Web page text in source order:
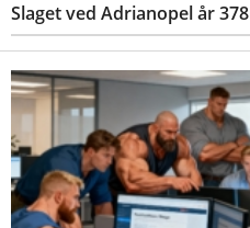
Slaget ved Adrianopel år 378